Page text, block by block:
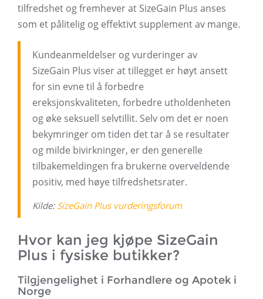
tilfredshet og fremhever at SizeGain Plus anses
som et pålitelig og effektivt supplement av mange.
Kundeanmeldelser og vurderinger av
SizeGain Plus viser at tillegget er høyt ansett
for sin evne til å forbedre
ereksjonskvaliteten, forbedre utholdenheten
og øke seksuell selvtillit. Selv om det er noen
bekymringer om tiden det tar å se resultater
og milde bivirkninger, er den generelle
tilbakemeldingen fra brukerne overveldende
positiv, med høye tilfredshetsrater.
Kilde: SizeGain Plus vurderingsforum
Hvor kan jeg kjøpe SizeGain
Plus i fysiske butikker?
Tilgjengelighet i Forhandlere og Apotek i
Norge